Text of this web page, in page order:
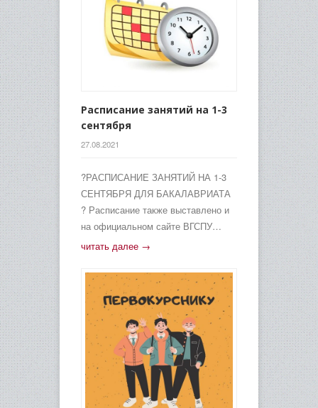
Расписание занятий на 1-3
сентября
27.08.2021
?РАСПИСАНИЕ ЗАНЯТИЙ НА 1-3
СЕНТЯБРЯ ДЛЯ БАКАЛАВРИАТА
? Расписание также выставлено и
на официальном сайте ВГСПУ…
читать далее →